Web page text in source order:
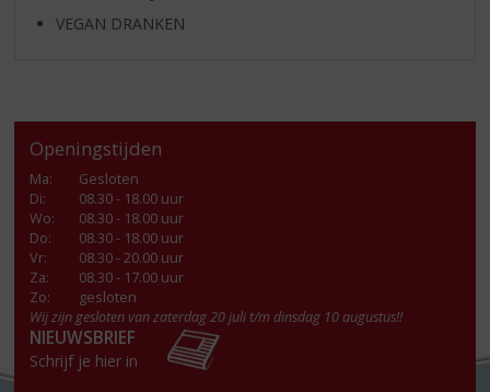
VEGAN DRANKEN
Openingstijden
Ma:
Gesloten
Di:
08.30 - 18.00 uur
Wo:
08.30 - 18.00 uur
Do:
08.30 - 18.00 uur
Vr:
08.30 - 20.00 uur
Za:
08.30 - 17.00 uur
Zo:
gesloten
Wij zijn gesloten van zaterdag 20 juli t/m dinsdag 10 augustus!!
NIEUWSBRIEF
Schrijf je hier in